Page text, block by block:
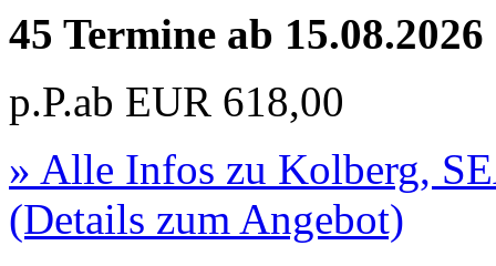
45 Termine ab 15.08.2026
p.P.ab EUR 618,00
» Alle Infos zu Kolberg,
(Details zum Angebot)